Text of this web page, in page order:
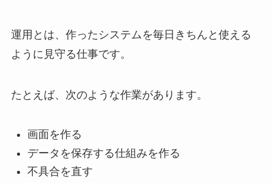
運用とは、作ったシステムを毎日きちんと使える
ように見守る仕事です。
たとえば、次のような作業があります。
画面を作る
データを保存する仕組みを作る
不具合を直す